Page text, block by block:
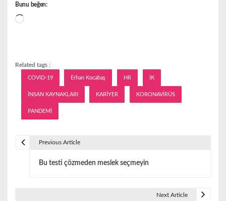
Bunu beğen:
Yükleniyor...
Related tags :
COVID-19 Erhan Kocabaş HR İK
İNSAN KAYNAKLARI KARİYER KORONAVİRÜS
PANDEMİ
Previous Article
Bu testi çözmeden meslek seçmeyin
Next Article